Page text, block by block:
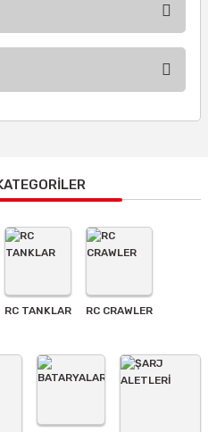
ederiz.
veya görüntülenemiyor.
bulunuyor.
pahalı.
olmalı.
RC TANKLAR RC CRAWLER